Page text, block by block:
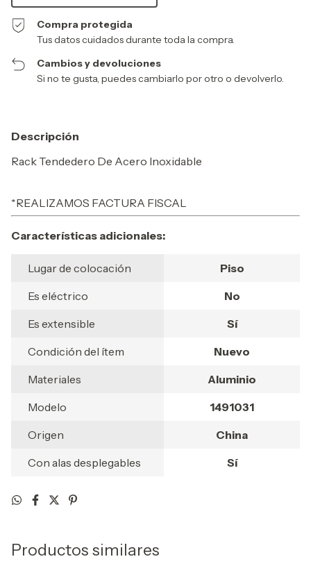
Compra protegida
Tus datos cuidados durante toda la compra.
Cambios y devoluciones
Si no te gusta, puedes cambiarlo por otro o devolverlo.
Descripción
Rack Tendedero De Acero Inoxidable
*REALIZAMOS FACTURA FISCAL
Características adicionales:
Lugar de colocación
Piso
Es eléctrico
No
Es extensible
Sí
Condición del ítem
Nuevo
Materiales
Aluminio
Modelo
1491031
Origen
China
Con alas desplegables
Sí
Productos similares